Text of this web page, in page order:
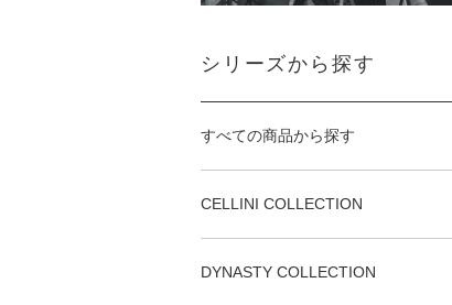
シリーズから探す
すべての商品から探す
CELLINI COLLECTION
DYNASTY COLLECTION